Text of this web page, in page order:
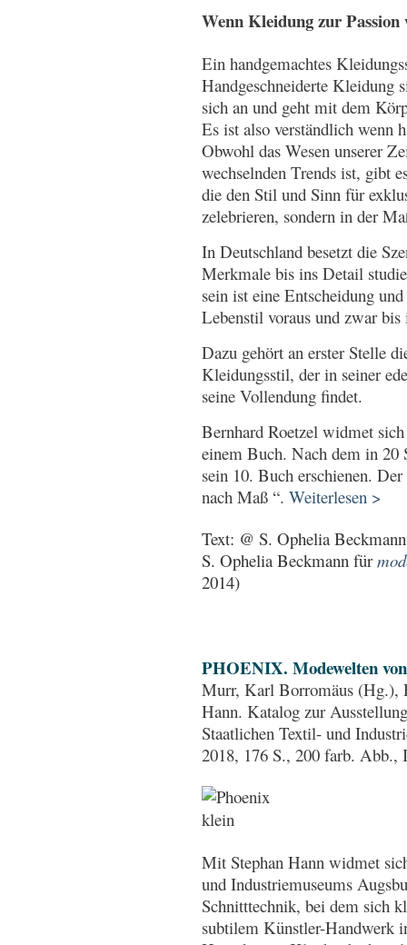
Wenn Kleidung zur
Ein handgemachtes
Handgeschneiderte Kleidung
sich an und geht mit dem
Es ist also verständlich wenn
Obwohl das Wesen unserer
wechselnden Trends ist, gibt
die den Stil und Sinn für
zelebrieren, sondern in der
In Deutschland besetzt die
Merkmale bis ins Detail
sein ist eine Entscheidung
Lebenstil voraus und zwar
Dazu gehört an erster Stelle
Kleidungsstil, der in seiner
seine Vollendung findet.
Bernhard Roetzel widmet
einem Buch. Nach dem in 20
sein 10. Buch erschienen.
nach Maß “.Weiterlesen >
Text: @S. Ophelia Beckmann
S. Ophelia Beckmann für
2014)
PHOENIX. Modewelten
Murr, Karl Borromäus (Hg.),
Hann. Katalog zur
Staatlichen Textil- und
2018, 176 S., 200 farb. Abb.,
Mit Stephan Hann widmet
und Industriemuseums
Schnitttechnik, bei dem sich
subtilem Künstler-Handwerk